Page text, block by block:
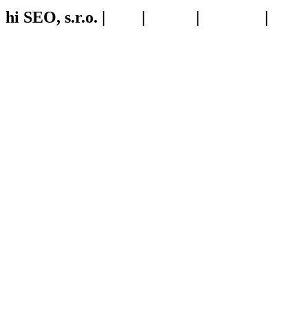
hi SEO, s.r.o. | | | |